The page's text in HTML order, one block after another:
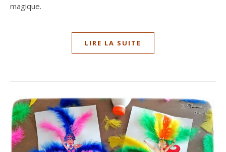
magique.
LIRE LA SUITE